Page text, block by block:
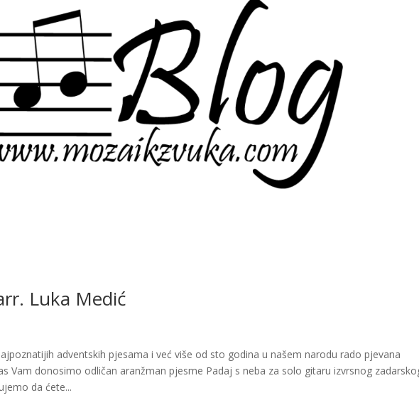
Luka Medić
adventskih pjesama i već više od sto godina u našem narodu rado pjevana
Vam donosimo odličan aranžman pjesme Padaj s neba za solo gitaru izvrsnog
da ćete...